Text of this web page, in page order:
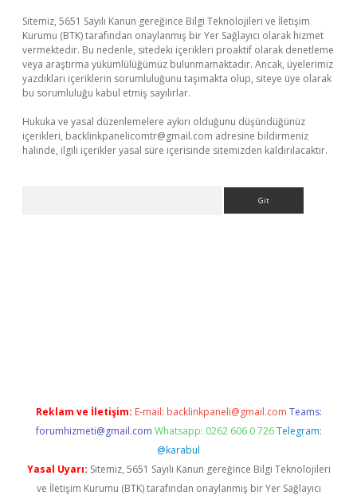
Sitemiz, 5651 Sayılı Kanun gereğince Bilgi Teknolojileri ve İletişim
Kurumu (BTK) tarafından onaylanmış bir Yer Sağlayıcı olarak hizmet
vermektedir. Bu nedenle, sitedeki içerikleri proaktif olarak denetleme
veya araştırma yükümlülüğümüz bulunmamaktadır. Ancak, üyelerimiz
yazdıkları içeriklerin sorumluluğunu taşımakta olup, siteye üye olarak
bu sorumluluğu kabul etmiş sayılırlar.
Hukuka ve yasal düzenlemelere aykırı olduğunu düşündüğünüz
içerikleri, backlinkpanelicomtr@gmail.com adresine bildirmeniz
halinde, ilgili içerikler yasal süre içerisinde sitemizden kaldırılacaktır.
Reklam ve İletişim: E-mail: backlinkpaneli@gmail.com Teams:
forumhizmeti@gmail.com Whatsapp: 0262 606 0 726 Telegram:
@karabul
Yasal Uyarı: Sitemiz, 5651 Sayılı Kanun gereğince Bilgi Teknolojileri
ve İletişim Kurumu (BTK) tarafından onaylanmış bir Yer Sağlayıcı